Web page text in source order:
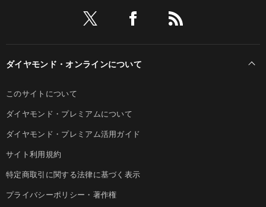
ダイヤモンド・オンラインについて
このサイトについて
ダイヤモンド・プレミアムについて
ダイヤモンド・プレミアム活用ガイド
サイト利用規約
特定商取引に関する法律に基づく表示
プライバシーポリシー・著作権